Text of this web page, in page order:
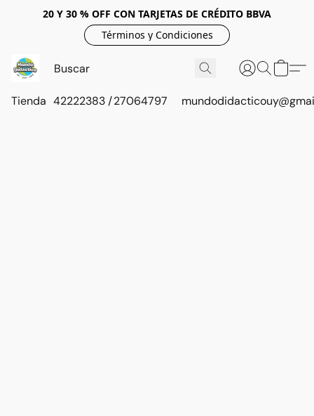
20 Y 30 % OFF CON TARJETAS DE CRÉDITO BBVA
Términos y Condiciones
Tienda 42222383 / 27064797